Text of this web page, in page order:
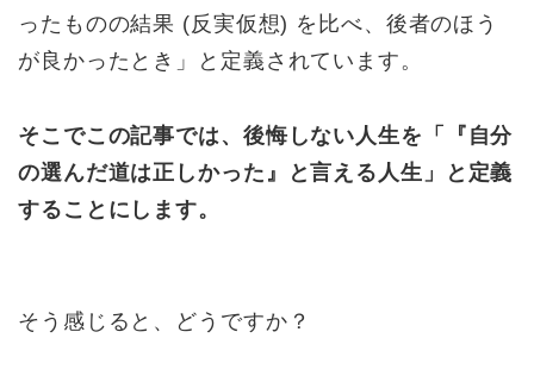
ったものの結果 (反実仮想) を比べ、後者のほう
が良かったとき」と定義されています。
そこでこの記事では、後悔しない人生を「『自分
の選んだ道は正しかった』と言える人生」と定義
することにします。
そう感じると、どうですか？